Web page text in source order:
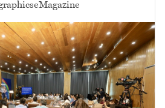
eMagazine